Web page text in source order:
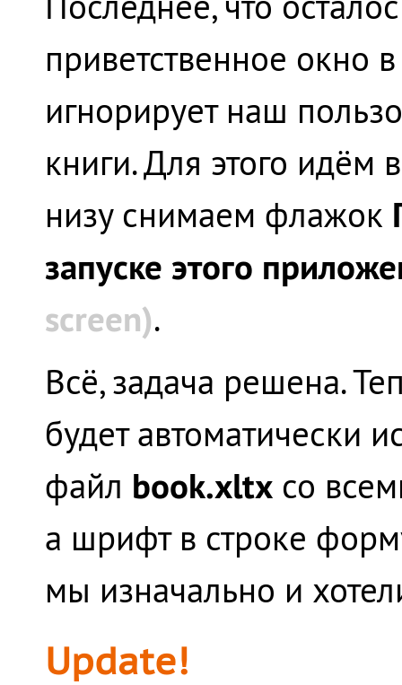
приветственное окно
игнорирует наш
книги. Для этого идём
низу снимаем флажок
запуске этого
screen).
Всё, задача решена.
будет автоматически
файл book.xltx со
а шрифт в строке
мы изначально и
Update!